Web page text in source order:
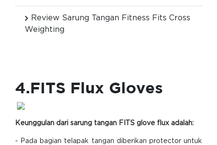
Review Sarung Tangan Fitness Fits Cross
Weighting
4.FITS Flux Gloves
Keunggulan dari sarung tangan FITS glove flux adalah:
- Pada bagian telapak tangan diberikan protector untuk